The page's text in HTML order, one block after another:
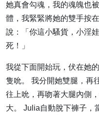
她真會勾魂，我的魂魄也
體，我緊緊將她的雙手按
說：「你這小騷貨，小淫
死！」
我從下面開始玩，伏在她
隻吮。 我分開她雙腿，再
往上吮，再吻著大腿內側
大。 Julia自動脫下褲子，